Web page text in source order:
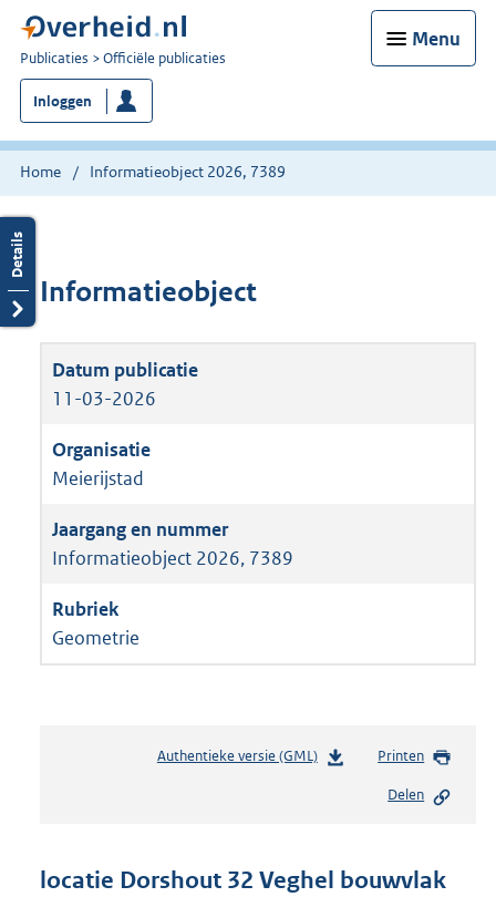
Menu
U
bent
nu
hier:
Publicaties Officiële publicaties
Inloggen
Home Informatieobject 2026, 7389
Informatieobject
11-03-2026
Meierijstad
Informatieobject 2026, 7389
Geometrie
Authentieke versie (GML)b
n
Printen
Delen
locatie Dorshout 32 Veghel bouwvlak